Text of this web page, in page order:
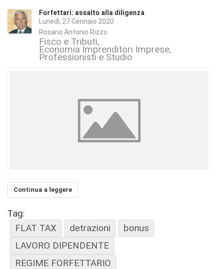
Forfettari: assalto alla diligenza
Lunedì, 27 Gennaio 2020
Rosario Antonio Rizzo
Fisco e Tributi
Economia Imprenditori Imprese
Professionisti e Studio
Continua a leggere
Tag:
FLAT TAX
detrazioni
bonus
LAVORO DIPENDENTE
REGIME FORFETTARIO